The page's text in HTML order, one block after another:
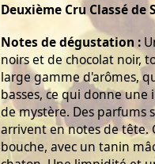
Deuxième Cru Classé de
Notes de dégustation :
noirs et de chocolat noir,
large gamme d'arômes,
basses, ce qui donne
de mystère. Des parfums
arrivent en notes de tête.
bouche, avec un tanin